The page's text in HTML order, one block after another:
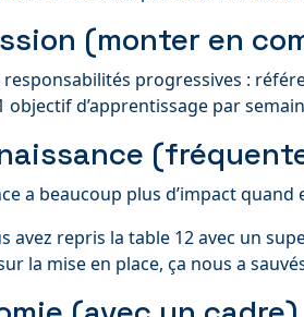
(monter en
progressives :
objectif d’apprentissage par
a beaucoup plus d’impact
avez repris la table 12 avec un
la mise en place, ça nous a